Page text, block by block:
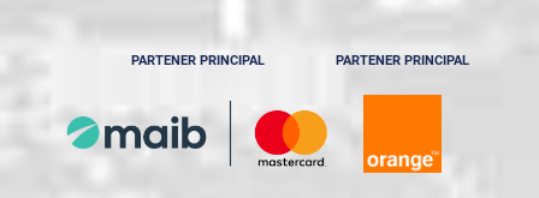
PARTENER PRINCIPAL PARTENER PRINCIPAL